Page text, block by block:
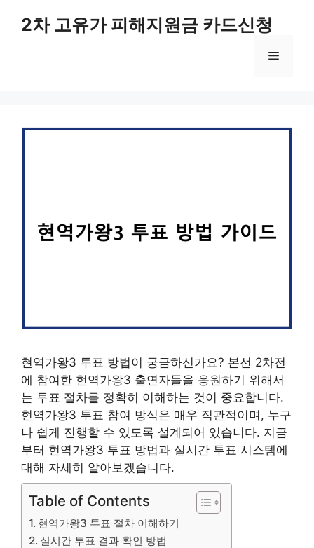
2차 고유가 피해지원금 카드신청
메
현역가왕3 투표 방법이 궁금하신가요? 본선 2차전
에 참여한 현역가왕3 출연자들을 응원하기 위해서
는 투표 절차를 정확히 이해하는 것이 중요합니다.
현역가왕3 투표 참여 방식은 매우 직관적이며, 누구
나 쉽게 진행할 수 있도록 설계되어 있습니다. 지금
부터 현역가왕3 투표 방법과 실시간 투표 시스템에
대해 자세히 알아보겠습니다.
Table of Contents
현역가왕3 투표 절차 이해하기
실시간 투표 결과 확인 방법